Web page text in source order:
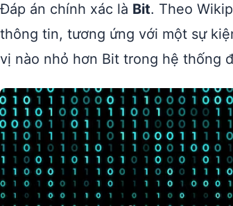
Đáp án chính xác là Bit. Theo
thông tin, tương ứng với một sự
vị nào nhỏ hơn Bit trong hệ thống